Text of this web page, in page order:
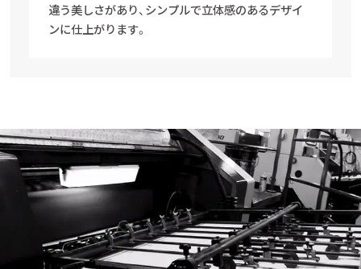
違う美しさがあり、シンプルで立体感のあるデザイ
ンに仕上がります。